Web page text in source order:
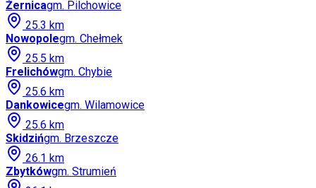
Żernicagm. Pilchowice
25.3 km
Nowopolegm. Chełmek
25.5 km
Frelichówgm. Chybie
25.6 km
Dankowicegm. Wilamowice
25.6 km
Skidzińgm. Brzeszcze
26.1 km
Zbytkówgm. Strumień